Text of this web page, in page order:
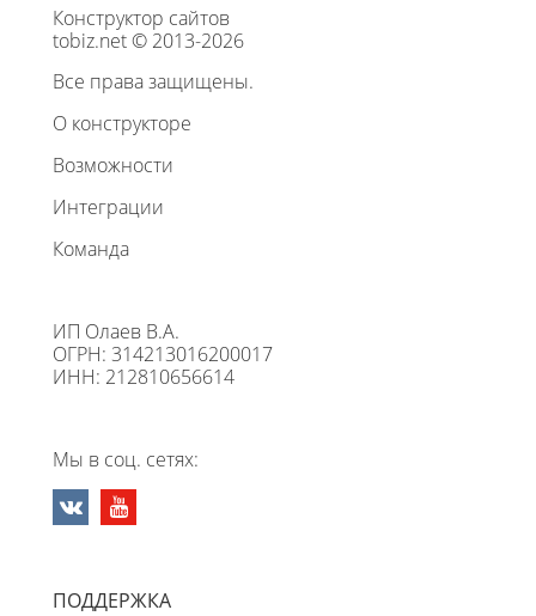
Конструктор сайтов
tobiz.net © 2013-2026
Все права защищены.
О конструкторе
Возможности
Интеграции
Команда
ИП Олаев В.А.
ОГРН: 314213016200017
ИНН: 212810656614
Мы в соц. сетях:
ПОДДЕРЖКА